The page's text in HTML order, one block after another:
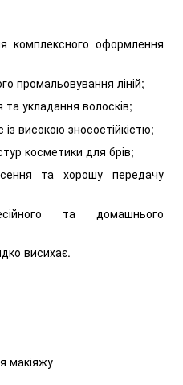
комплексного оформлення
промальовування ліній;
та укладання волосків;
високою зносостійкістю;
косметики для брів;
та хорошу передачу
та домашнього
висихає.
макіяжу